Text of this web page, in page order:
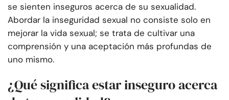
se sienten inseguros acerca de su sexualidad.
Abordar la inseguridad sexual no consiste solo en
mejorar la vida sexual; se trata de cultivar una
comprensión y una aceptación más profundas de
uno mismo.
¿Qué significa estar inseguro acerca